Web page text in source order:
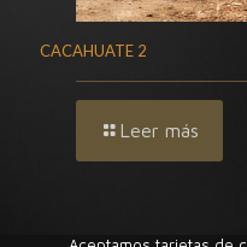
CACAHUATE 2
Leer más